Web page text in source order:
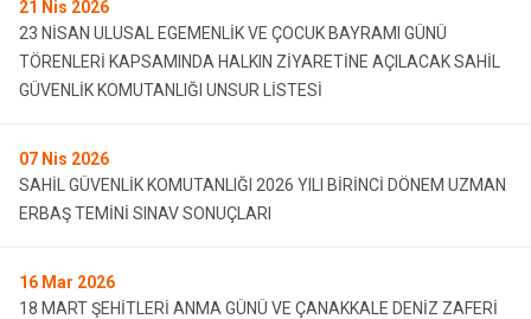
21 Nis 2026
23 NİSAN ULUSAL EGEMENLİK VE ÇOCUK BAYRAMI GÜNÜ
TÖRENLERİ KAPSAMINDA HALKIN ZİYARETİNE AÇILACAK SAHİL
GÜVENLİK KOMUTANLIĞI UNSUR LİSTESİ
07 Nis 2026
SAHİL GÜVENLİK KOMUTANLIĞI 2026 YILI BİRİNCİ DÖNEM UZMAN
ERBAŞ TEMİNİ SINAV SONUÇLARI
16 Mar 2026
18 MART ŞEHİTLERİ ANMA GÜNÜ VE ÇANAKKALE DENİZ ZAFERİ